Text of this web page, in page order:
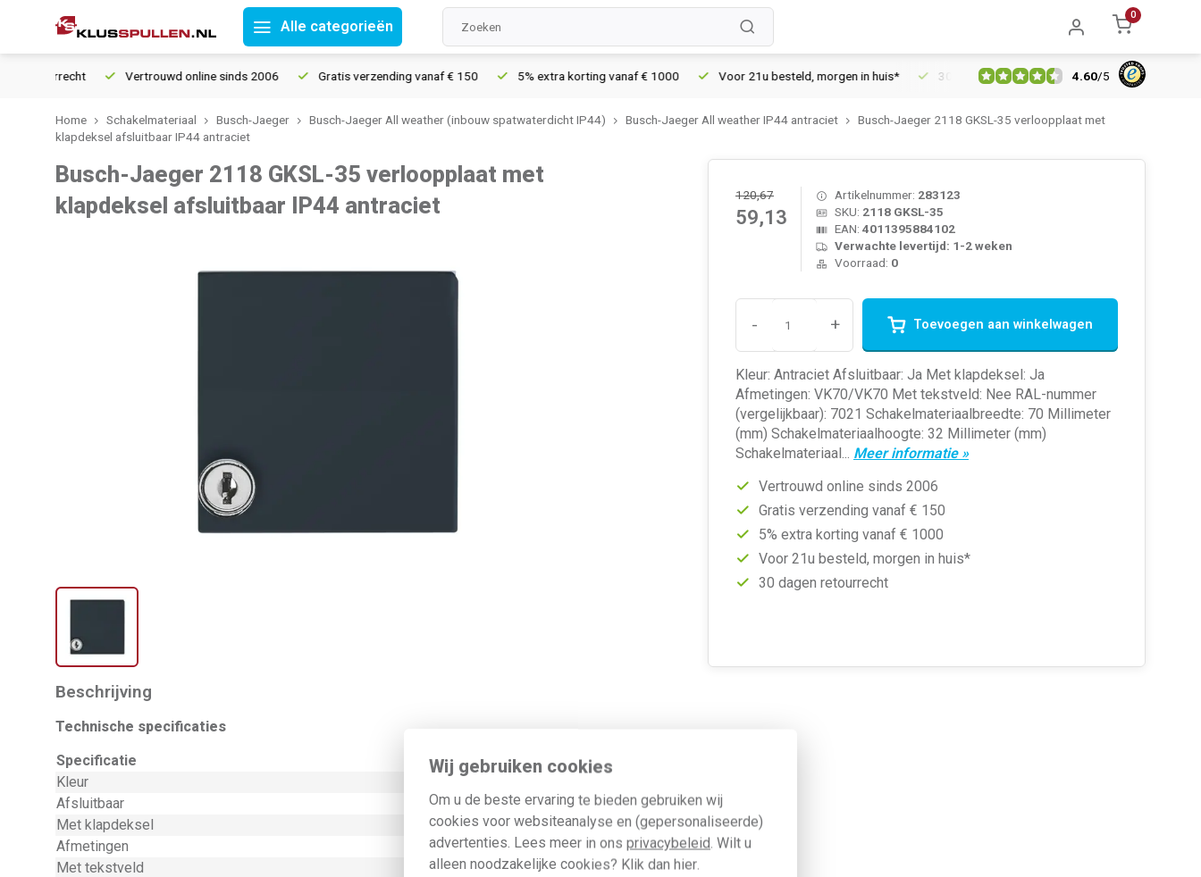
Wij gebruiken cookies
Om u de beste ervaring te bieden gebruiken wij
cookies voor websiteanalyse en (gepersonaliseerde)
advertenties. Lees meer in ons privacybeleid. Wilt u
alleen noodzakelijke cookies? Klik dan hier.
Alle categorieën
0
Vertrouwd online sinds 2006 Gratis verzending vanaf € 150 5% extra korting vanaf € 1000 Voor 21u besteld, morgen in huis* 30 dagen retourrecht Vertrouwd online sinds
4.60/5
Home Schakelmateriaal Busch-Jaeger Busch-Jaeger All weather (inbouw spatwaterdicht IP44) Busch-Jaeger All weather IP44 antraciet
Busch-Jaeger 2118 GKSL-35 verloopplaat met
klapdeksel afsluitbaar IP44 antraciet
Busch-Jaeger 2118 GKSL-35 verloopplaat met
klapdeksel afsluitbaar IP44 antraciet
120,67
59,13
Artikelnummer: 283123
SKU: 2118 GKSL-35
EAN: 4011395884102
Verwachte levertijd: 1-2 weken
Voorraad: 0
- + Toevoegen aan winkelwagen
Kleur: Antraciet Afsluitbaar: Ja Met klapdeksel: Ja
Afmetingen: VK70/VK70 Met tekstveld: Nee RAL-nummer
(vergelijkbaar): 7021 Schakelmateriaalbreedte: 70 Millimeter
(mm) Schakelmateriaalhoogte: 32 Millimeter (mm)
Schakelmateriaal... Meer informatie »
Vertrouwd online sinds 2006
Gratis verzending vanaf € 150
5% extra korting vanaf € 1000
Voor 21u besteld, morgen in huis*
30 dagen retourrecht
Beschrijving
Technische specificaties
Specificatie
Waarde
Kleur
Antraciet
Afsluitbaar
Met klapdeksel
Afmetingen
VK70/VK70
Met tekstveld
Nee